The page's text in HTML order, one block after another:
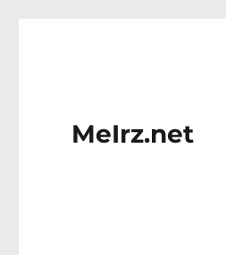
MeIrz.net